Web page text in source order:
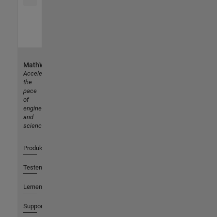
MathWorks
Accelerating
the
pace
of
engineering
and
science
Produkte
Testen oder Kaufen
Lernen
Support